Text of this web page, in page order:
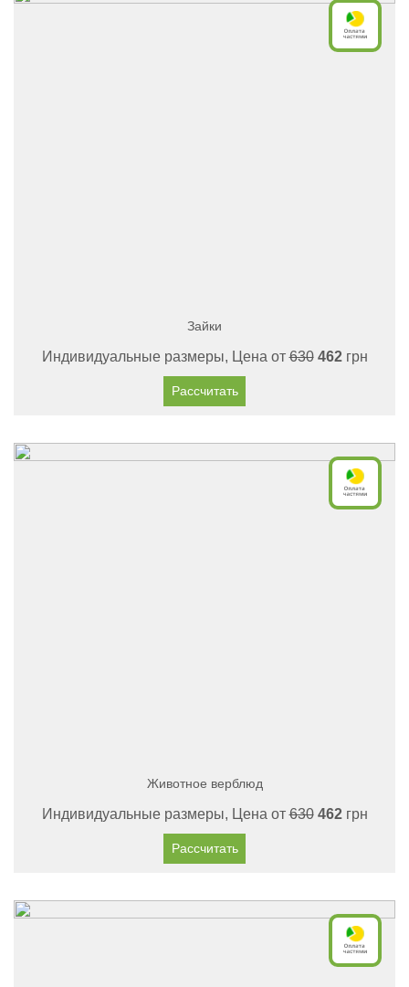
Зайки
Индивидуальные размеры, Цена от630 462грн
Рассчитать
Животное верблюд
Индивидуальные размеры, Цена от630 462грн
Рассчитать